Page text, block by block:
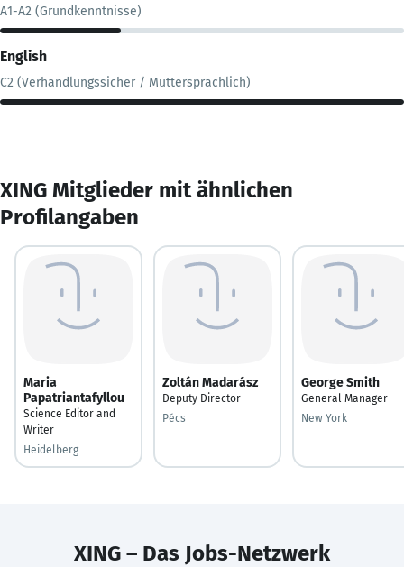
A1-A2 (Grundkenntnisse)
English
C2 (Verhandlungssicher / Muttersprachlich)
XING Mitglieder mit ähnlichen
Profilangaben
Maria
Papatriantafyllou
Science Editor and
Writer
Heidelberg
Zoltán Madarász
Deputy Director
Pécs
George Smith
General Manager
New York
XING – Das Jobs-Netzwerk